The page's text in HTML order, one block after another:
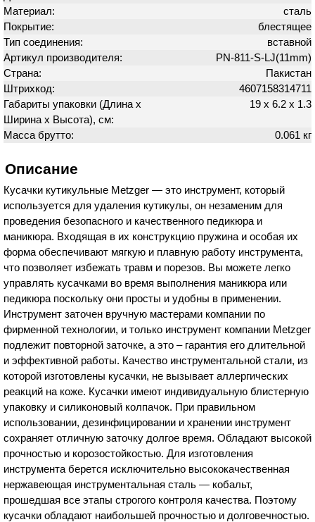
Материал:
сталь
Покрытие:
блестящее
Тип соединения:
вставной
Артикул производителя:
PN-811-S-LJ(11mm)
Страна:
Пакистан
Штрихкод:
4607158314711
Габариты упаковки (Длина х
Ширина х Высота), см:
19 х 6.2 х 1.3
Масса брутто: 0.061 кг
Описание
Кусачки кутикульные Metzger — это инструмент, который
используется для удаления кутикулы, он незаменим для
проведения безопасного и качественного педикюра и
маникюра. Входящая в их конструкцию пружина и особая их
форма обеспечивают мягкую и плавную работу инструмента,
что позволяет избежать травм и порезов. Вы можете легко
управлять кусачками во время выполнения маникюра или
педикюра поскольку они просты и удобны в применении.
Инструмент заточен вручную мастерами компании по
фирменной технологии, и только инструмент компании Metzger
подлежит повторной заточке, а это – гарантия его длительной
и эффективной работы. Качество инструментальной стали, из
которой изготовлены кусачки, не вызывает аллергических
реакций на коже. Кусачки имеют индивидуальную блистерную
упаковку и силиконовый колпачок. При правильном
использовании, дезинфицировании и хранении инструмент
сохраняет отличную заточку долгое время. Обладают высокой
прочностью и корозостойкостью. Для изготовления
инструмента берется исключительно высококачественная
нержавеющая инструментальная сталь — кобальт,
прошедшая все этапы строгого контроля качества. Поэтому
кусачки обладают наибольшей прочностью и долговечностью.